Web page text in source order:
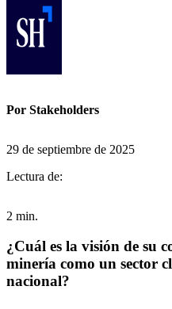
Por Stakeholders
29 de septiembre de 2025
Lectura de:
2 min.
¿Cuál es la visión de su
minería como un sector
nacional?